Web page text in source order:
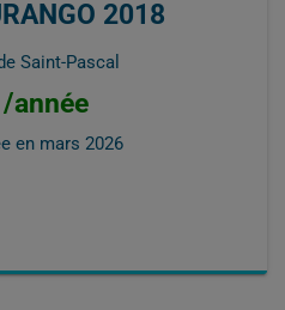
2018
Saint-Pascal
année
en mars 2026